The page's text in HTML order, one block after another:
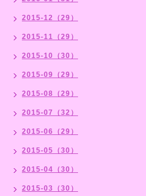
2015-12（29）
2015-11（29）
2015-10（30）
2015-09（29）
2015-08（29）
2015-07（32）
2015-06（29）
2015-05（30）
2015-04（30）
2015-03（30）